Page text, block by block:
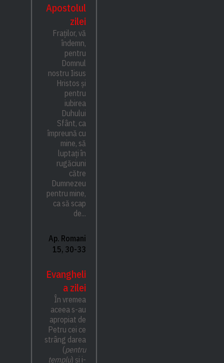
Apostolul
zilei
Fraților, vă
îndemn,
pentru
Domnul
nostru Iisus
Hristos și
pentru
iubirea
Duhului
Sfânt, ca
împreună cu
mine, să
luptați în
rugăciuni
către
Dumnezeu
pentru mine,
ca să scap
de...
Ap. Romani
15, 30-33
Evangheli
a zilei
În vremea
aceea s-au
apropiat de
Petru cei ce
strâng darea
(pentru
templu) și i-